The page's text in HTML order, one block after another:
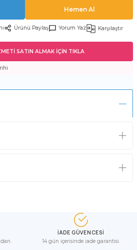
Hemen Al
Ürünü Paylaş Yorum Yaz Karşılaştır
SATIN ALMAK İÇİN TIKLA
İADE GÜVENCESİ
14 gün içerisinde iade garantisi.